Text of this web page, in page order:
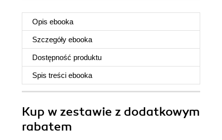
Opis ebooka
Szczegóły ebooka
Dostępność produktu
Spis treści ebooka
Kup w zestawie z dodatkowym
rabatem